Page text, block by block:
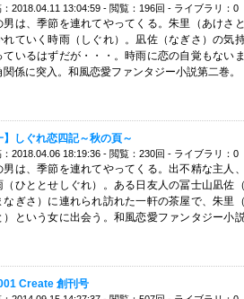
2018.04.11 13:04:59 - 閲覧：196回 - ライブラリ：0
男は、季節を連れてやってくる。朱里（あけさ
れていく時雨（しぐれ）。凪佐（なぎさ）の気
ているはずだが・・・。時雨に恋の自覚もない
関係に突入。和風恋愛ファンタジー小説第二巻。
】しぐれ恋四記～秋の頁～
2018.04.06 18:19:36 - 閲覧：230回 - ライブラリ：0
男は、季節を連れてやってくる。出不精な主人
（ひととせしぐれ）。ある日友人の冨士山凪佐
なぎさ）に連れられ訪れた一軒の茶屋で、朱里
）という女に出会う。和風恋愛ファンタジー小
Create 創刊号